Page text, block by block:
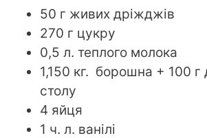
50 г живих дріжджів
270 г цукру
0,5 л. теплого молока
1,150 кг. борошна + 100 г
столу
4 яйця
1 ч. л. ванілі